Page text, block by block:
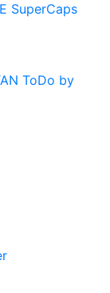
SuperCaps
ToDo by